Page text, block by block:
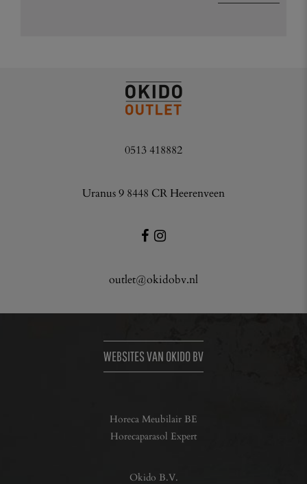
0513 418882
Uranus 9 8448 CR Heerenveen
outlet@okidobv.nl
WEBSITES VAN OKIDO BV
Horeca Meubilair BE
Horecaparasol Expert
Okido B.V.